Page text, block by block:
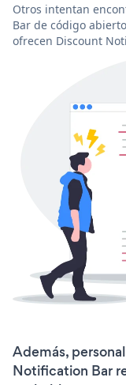
Otros intentan
Bar de código
ofrecen Discount
Además,
Notification Bar